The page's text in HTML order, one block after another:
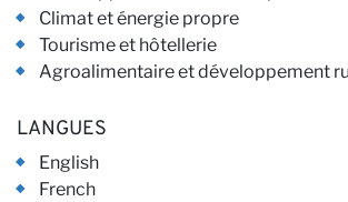
Climat et énergie propre
Tourisme et hôtellerie
Agroalimentaire et développement
LANGUES
English
French